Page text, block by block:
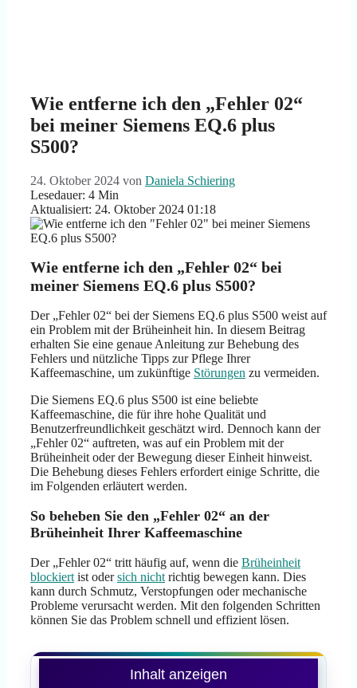
Wie entferne ich den „Fehler 02“
bei meiner Siemens EQ.6 plus
S500?
24. Oktober 2024 von Daniela Schiering
Lesedauer: 4 Min
Aktualisiert: 24. Oktober 2024 01:18
Wie entferne ich den „Fehler 02“ bei
meiner Siemens EQ.6 plus S500?
Der „Fehler 02“ bei der Siemens EQ.6 plus S500 weist auf
ein Problem mit der Brüheinheit hin. In diesem Beitrag
erhalten Sie eine genaue Anleitung zur Behebung des
Fehlers und nützliche Tipps zur Pflege Ihrer
Kaffeemaschine, um zukünftige Störungen zu vermeiden.
Die Siemens EQ.6 plus S500 ist eine beliebte
Kaffeemaschine, die für ihre hohe Qualität und
Benutzerfreundlichkeit geschätzt wird. Dennoch kann der
„Fehler 02“ auftreten, was auf ein Problem mit der
Brüheinheit oder der Bewegung dieser Einheit hinweist.
Die Behebung dieses Fehlers erfordert einige Schritte, die
im Folgenden erläutert werden.
So beheben Sie den „Fehler 02“ an der
Brüheinheit Ihrer Kaffeemaschine
Der „Fehler 02“ tritt häufig auf, wenn die Brüheinheit
blockiert ist odersich nicht richtig bewegen kann. Dies
kann durch Schmutz, Verstopfungen oder mechanische
Probleme verursacht werden. Mit den folgenden Schritten
können Sie das Problem schnell und effizient lösen.
Inhalt anzeigen